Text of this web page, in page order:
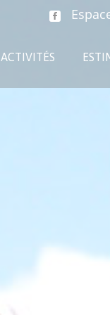
ACTIVITÉS